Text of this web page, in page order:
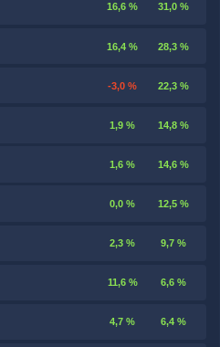
16,6 % 31,0 %
16,4 % 28,3 %
-3,0 % 22,3 %
1,9 % 14,8 %
1,6 % 14,6 %
0,0 % 12,5 %
2,3 % 9,7 %
11,6 % 6,6 %
4,7 % 6,4 %